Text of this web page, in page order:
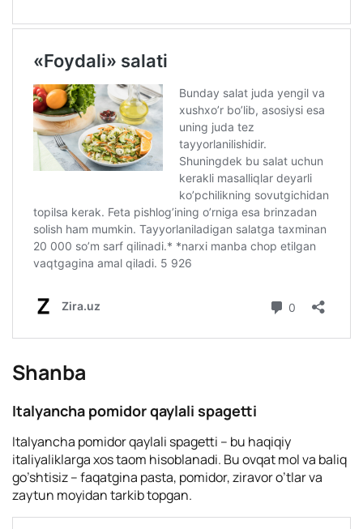
Shanba
Italyancha pomidor qaylali spagetti
Italyancha pomidor qaylali spagetti – bu haqiqiy
italiyaliklarga xos taom hisoblanadi. Bu ovqat mol va baliq
go’shtisiz – faqatgina pasta, pomidor, ziravor o’tlar va
zaytun moyidan tarkib topgan.